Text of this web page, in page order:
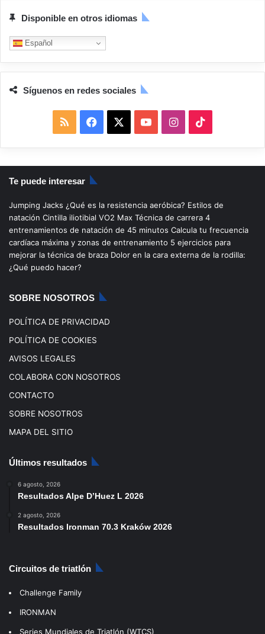
Disponible en otros idiomas
Español
Síguenos en redes sociales
S
S
a
c
b
o
o
u
u
b
I
n
s
a
g
i
k
o
k
Te puede interesar
Jumping Jacks ¿Qué es la resistencia aeróbica? Estilos de
natación Cintilla iliotibial VO2 Max Técnica de carrera 4
entrenamientos de natación de 45 minutos Calcula tu frecuencia
cardíaca máxima y zonas de entrenamiento 5 ejercicios para
mejorar la técnica de braza Dolor en la cara externa de la rodilla:
¿Qué puedo hacer?
SOBRE NOSOTROS
POLÍTICA DE PRIVACIDAD
POLÍTICA DE COOKIES
AVISOS LEGALES
COLABORA CON NOSOTROS
CONTACTO
SOBRE NOSOTROS
MAPA DEL SITIO
Últimos resultados
6 agosto, 2026
Resultados Alpe D’Huez L 2026
2 agosto, 2026
Resultados Ironman 70.3 Kraków 2026
Circuitos de triatlón
Challenge Family
IRONMAN
Series Mundiales de Triatlón (WTCS)